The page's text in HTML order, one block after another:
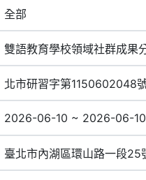
全部
雙語教育學校領域社群成果
北市研習字第1150602048
2026-06-10 ~ 2026-06-10
臺北市內湖區環山路一段25